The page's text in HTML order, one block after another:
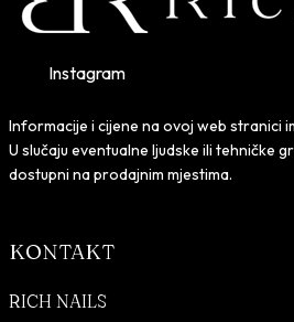
Instagram
Informacije i cijene na ovoj web stranici
U slučaju eventualne ljudske ili tehničke
dostupni na prodajnim mjestima.
KONTAKT
RICH NAILS